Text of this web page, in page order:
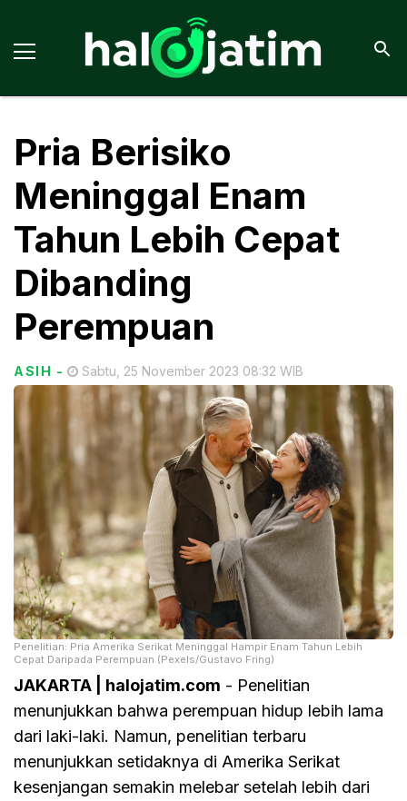
Pria Berisiko
Meninggal Enam
Tahun Lebih Cepat
Dibanding
Perempuan
ASIH - Sabtu, 25 November 2023 08:32 WIB
Penelitian: Pria Amerika Serikat Meninggal Hampir Enam Tahun Lebih
Cepat Daripada Perempuan (Pexels/Gustavo Fring)
JAKARTA | halojatim.com - Penelitian
menunjukkan bahwa perempuan hidup lebih lama
dari laki-laki. Namun, penelitian terbaru
menunjukkan setidaknya di Amerika Serikat
kesenjangan semakin melebar setelah lebih dari